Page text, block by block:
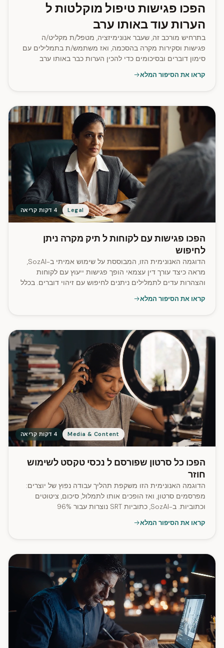
הפכו פגישות טיפול מוקלטות ל
הערות עוד באותו ערב
בתרחיש מורכב זה, שעבר אנונימיזציה, מטפל/ת מקליט/ה
פגישות וסקירות מקרה בהסכמה, ואז משתמש/ת בתמלילים עם
סימון דוברים ובסיכומים כדי להכין הערות כבר באותו ערב
קראו את הסיפור המלא
Legal 4 דקות קריאה
הפכו פגישות עם לקוחות ל תיק מקרה ניתן
לחיפוש
הדוגמה האנונימית הזו, המבוססת על שימוש אמיתי ב-SozAI,
מראה כיצד עורך דין עצמאי הופך פגישות ייעוץ עם לקוחות
והצהרות עדים לתמלילים ניתנים לחיפוש עם זיהוי דוברים. בכלל
קבצים באורך של עד 2.8 שעות.
קראו את הסיפור המלא
Media & Content 4 דקות קריאה
הפכו כל סרטון שפורסם ל נכסי טקסט לשימוש
חוזר
הדוגמה האנונימית הזו משקפת תהליך עבודה נפוץ של יוצרים:
מפרסמים סרטון, ואז הופכים אותו לתמלול, סיכום, ציטוטים
וכתוביות. ב-SozAI, כתוביות SRT נוצרות עבור 96%
קראו את הסיפור המלא